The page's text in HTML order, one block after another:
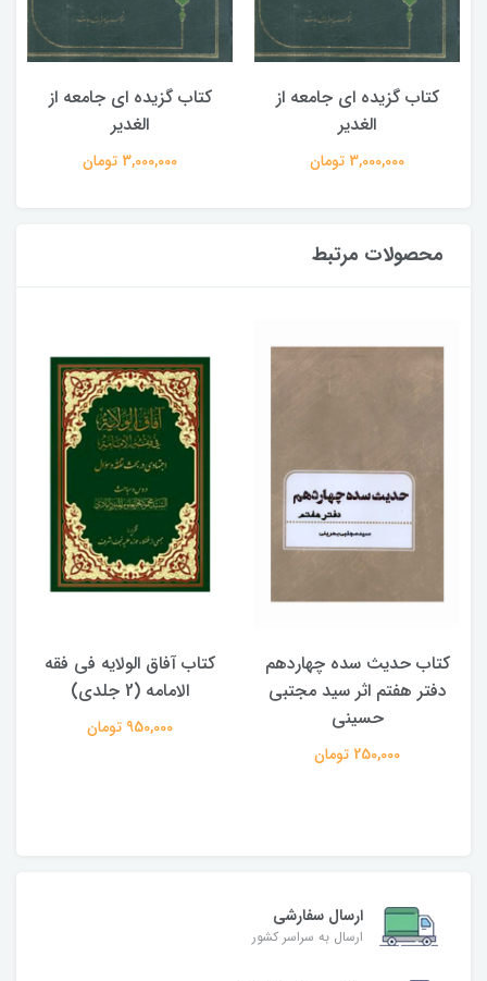
کتاب گزیده ای جامعه از
الغدیر
3,000,000 تومان
کتاب گزیده ای جامعه از
الغدیر
3,000,000 تومان
محصولات مرتبط
کتاب حدیث سده چهاردهم
دفتر هفتم اثر سید مجتبی
حسینی
250,000 تومان
کتاب آفاق الولایه فی فقه
الامامه (2 جلدی)
950,000 تومان
ارسال سفارشی
ارسال به سراسر کشور